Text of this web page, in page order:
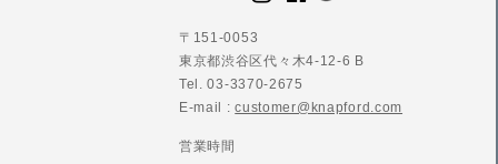
〒151-0053
東京都渋谷区代々木4-12-6 B
Tel. 03-3370-2675
E-mail :customer@knapford.com
営業時間